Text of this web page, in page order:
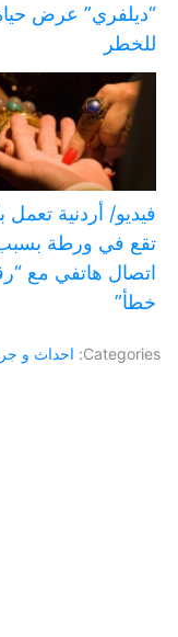
“ديلفري” عرض
للخطر
فيديو/ أردنية تعمل
تقع في ورطة
اتصال هاتفي مع
خطأ”
Categories: احداث و